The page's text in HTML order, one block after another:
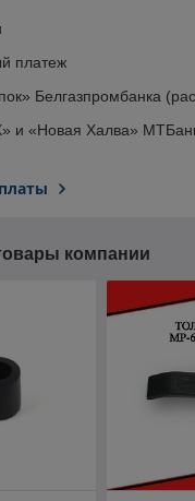
платеж
Белгазпромбанка
и «Новая Халва»
компании